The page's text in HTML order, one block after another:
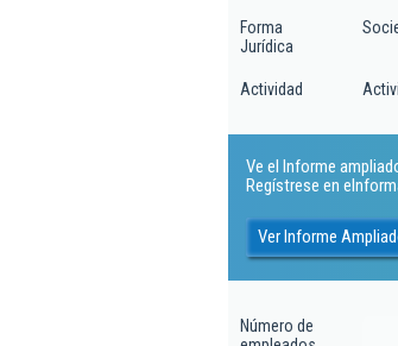
Forma
Jurídica
Actividad
Ve el Informe
Regístrese en
Ver Informe
Número de